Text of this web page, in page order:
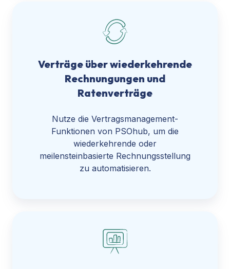
Verträge über wiederkehrende
Rechnungungen und
Ratenverträge
Nutze die Vertragsmanagement-
Funktionen von PSOhub, um die
wiederkehrende oder
meilensteinbasierte Rechnungsstellung
zu automatisieren.